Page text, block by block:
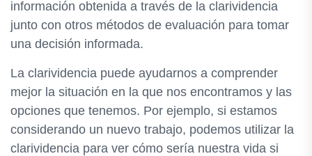
información obtenida a través de la clarividencia
junto con otros métodos de evaluación para tomar
una decisión informada.
La clarividencia puede ayudarnos a comprender
mejor la situación en la que nos encontramos y las
opciones que tenemos. Por ejemplo, si estamos
considerando un nuevo trabajo, podemos utilizar la
clarividencia para ver cómo sería nuestra vida si